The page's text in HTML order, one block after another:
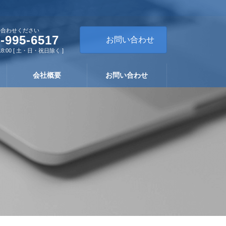
わせください
995-6517
[ 土・日・祝日除く ]
お問い合わせ
会社概要 お問い合わせ